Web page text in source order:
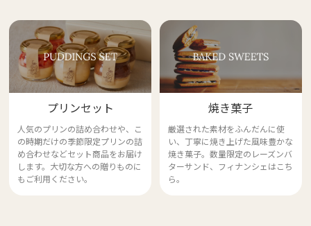
プリンセット
人気のプリンの詰め合わせや、こ
の時期だけの季節限定プリンの詰
め合わせなどセット商品をお届け
します。大切な方への贈りものに
もご利用ください。
焼き菓子
厳選された素材をふんだんに使
い、丁寧に焼き上げた風味豊かな
焼き菓子。数量限定のレーズンバ
ターサンド、フィナンシェはこち
ら。